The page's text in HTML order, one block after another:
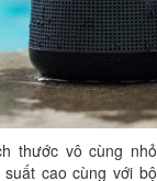
thước vô cùng nhỏ
cao cùng với bộ